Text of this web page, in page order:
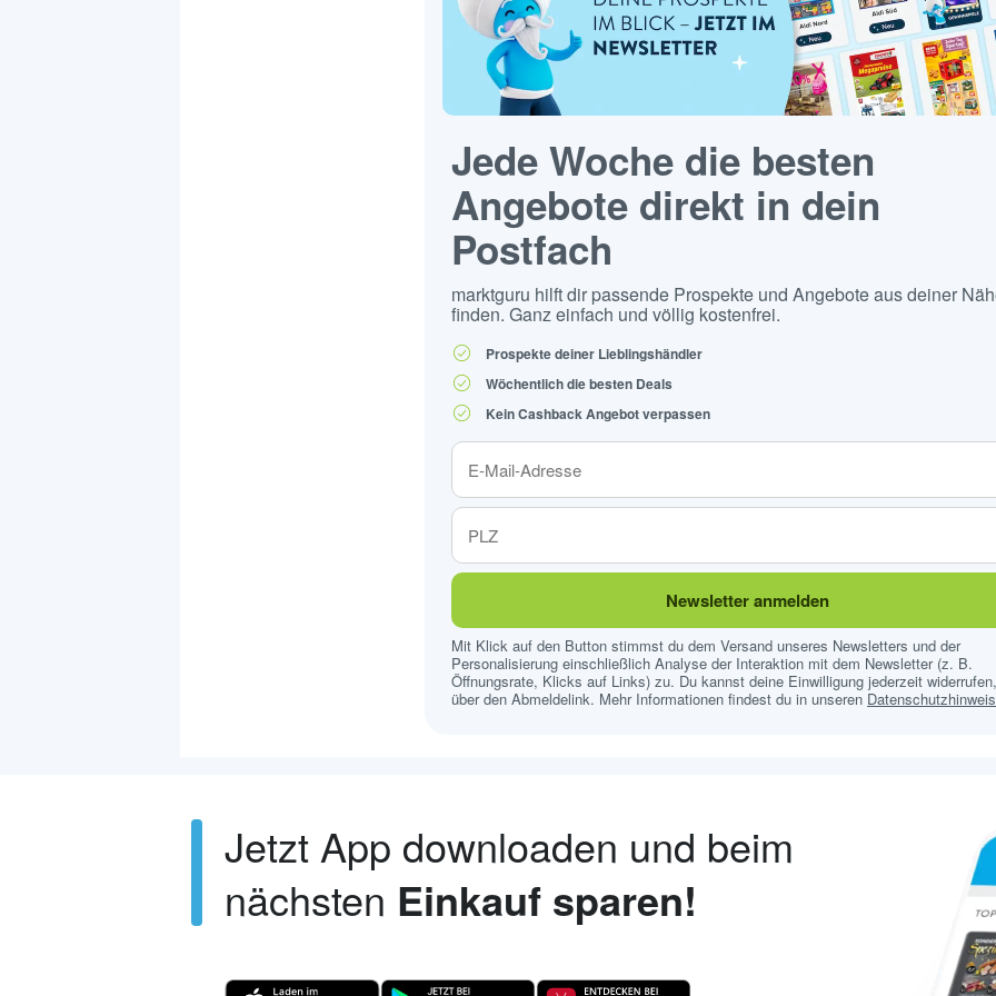
Jede Woche die besten
Angebote direkt in dein
Postfach
marktguru hilft dir passende Prospekte und Angebote aus deiner
finden. Ganz einfach und völlig kostenfrei.
Prospekte deiner Lieblingshändler
Wöchentlich die besten Deals
Kein Cashback Angebot verpassen
Newsletter anmelden
Mit Klick auf den Button stimmst du dem Versand unseres Newsletters und der
Personalisierung einschließlich Analyse der Interaktion mit dem Newsletter (z. B.
Öffnungsrate, Klicks auf Links) zu. Du kannst deine Einwilligung jederzeit
über den Abmeldelink. Mehr Informationen findest du in unseren
Jetzt App downloaden und beim
nächsten Einkauf sparen!